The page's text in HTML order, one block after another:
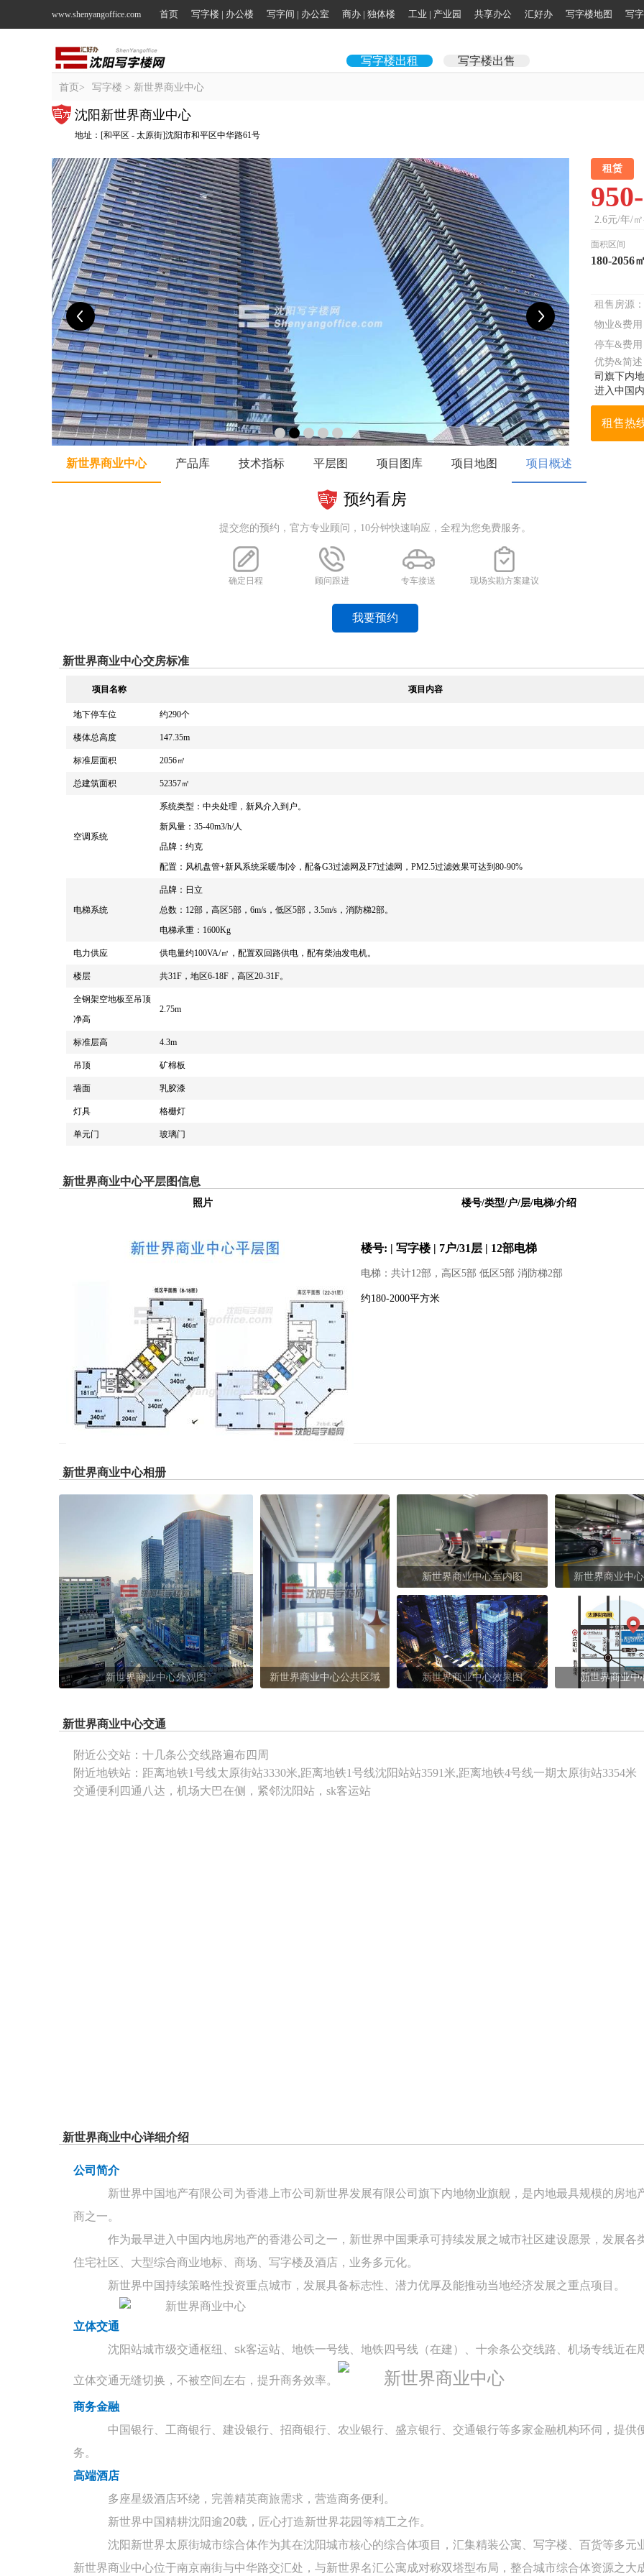
www.shenyangoffice.com 首页 写字楼 | 办公楼 写字间 | 办公室 商办 | 独体楼 工业 | 产业园 共享办公 汇好办 写字楼地图 写
写字楼出租 写字楼出售
首页 > 写字楼 > 新世界商业中心
沈阳新世界商业中心
地址：[和平区 - 太原街]沈阳市和平区中华路61号
租赁
2.6元/年/
面积区间
180-2056
租售房源：
物业&费
停车&费
优势&简
司旗下内
进入中国
市社区建
写字楼及
租售热
新世界商业中心 产品库 技术指标 平层图 项目图库 项目地图 项目概述
预约看房
提交您的预约，官方专业顾问，10分钟快速响应，全程为您免费服务。
确定日程 顾问跟进 专车接送 现场实勘方案建议
我要预约
新世界商业中心交房标准
项目名称 项目内容
地下停车位 约290个
楼体总高度 147.35m
标准层面积 2056㎡
总建筑面积 52357㎡
空调系统
系统类型：中央处理，新风介入到户。
新风量：35-40m3/h/人
品牌：约克
配置：风机盘管+新风系统采暖/制冷，配备G3过滤网及F7过滤网，PM2.5过滤效果可达到80-90%
电梯系统
品牌：日立
总数：12部，高区5部，6m/s，低区5部，3.5m/s，消防梯2部。
电梯承重：1600Kg
电力供应 供电量约100VA/㎡，配置双回路供电，配有柴油发电机。
楼层 共31F，地区6-18F，高区20-31F。
全钢架空地板至吊顶
净高
2.75m
标准层高 4.3m
吊顶 矿棉板
墙面 乳胶漆
灯具 格栅灯
单元门 玻璃门
新世界商业中心平层图信息
照片 楼号/类型/户/层/电梯/介绍
楼号: | 写字楼 | 7户/31层 | 12部电梯
电梯：共计12部，高区5部 低区5部 消防梯2部
约180-2000平方米
新世界商业中心相册
新世界商业中心外观图 新世界商业中心公共区域
新世界商业中心室内图 新世界商业中
新世界商业中心效果图 新世界商业中
新世界商业中心交通
附近公交站： 十几条公交线路遍布四周
附近地铁站： 距离地铁1号线太原街站3330米,距离地铁1号线沈阳站站3591米,距离地铁4号线一期太原街站3354米
交通便利四通八达，机场大巴在侧，紧邻沈阳站，sk客运站
新世界商业中心详细介绍
公司简介
新世界中国地产有限公司为香港上市公司新世界发展有限公司旗下内地物业旗舰，是内地最具规模的房地
商之一。
作为最早进入中国内地房地产的香港公司之一，新世界中国秉承可持续发展之城市社区建设愿景，发展各
住宅社区、大型综合商业地标、商场、写字楼及酒店，业务多元化。
新世界中国持续策略性投资重点城市，发展具备标志性、潜力优厚及能推动当地经济发展之重点项目。
立体交通
沈阳站城市级交通枢纽、 sk客运站、地铁一号线、地铁四号线（在建）、十余条公交线路、机场专线近在
立体交通无缝切换，不被空间左右，提升商务效率。
商务金融
中国银行、工商银行、建设银行、招商银行、农业银行、盛京银行、交通银行等多家金融机构环伺，提供
务。
高端酒店
多座星级酒店环绕，完善精英商旅需求，营造商务便利。
新世界中国精耕沈阳逾20载，匠心打造新世界花园等精工之作。
沈阳新世界太原街城市综合体作为其在沈阳城市核心的综合体项目，汇集精装公寓、写字楼、百货等多元
新世界商业中心位于南京南街与中华路交汇处，与新世界名汇公寓成对称双塔型布局，整合城市综合体资源之大